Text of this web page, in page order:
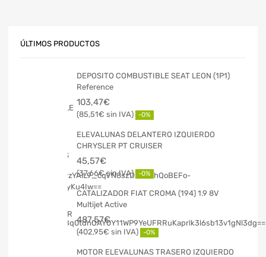
ÚLTIMOS PRODUCTOS
DEPOSITO COMBUSTIBLE SEAT LEON (1P1)
Reference
103,47€
85,51€ -0%
ELEVALUNAS DELANTERO IZQUIERDO
CHRYSLER PT CRUISER
45,57€
37,66€ -0%
CATALIZADOR FIAT CROMA (194) 1.9 8V
Multijet Active
487,57€
402,95€ -0%
MOTOR ELEVALUNAS TRASERO IZQUIERDO